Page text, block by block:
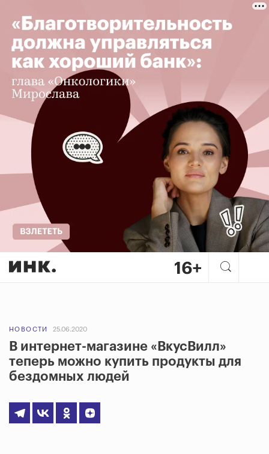
НОВОСТИ 25.06.2020
В интернет-магазине «ВкусВилл»
теперь можно купить продукты для
бездомных людей